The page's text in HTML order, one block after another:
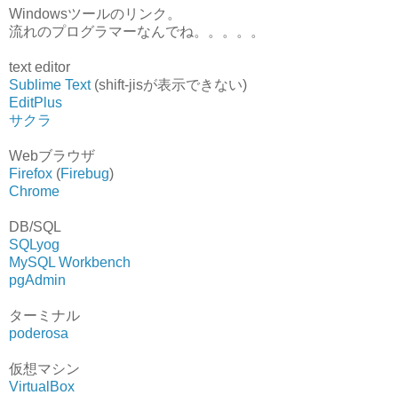
Windowsツールのリンク。
流れのプログラマーなんでね。。。。。
text editor
Sublime Text(shift-jisが表示できない)
EditPlus
サクラ
Webブラウザ
Firefox (Firebug)
Chrome
DB/SQL
SQLyog
MySQL Workbench
pgAdmin
ターミナル
poderosa
仮想マシン
VirtualBox